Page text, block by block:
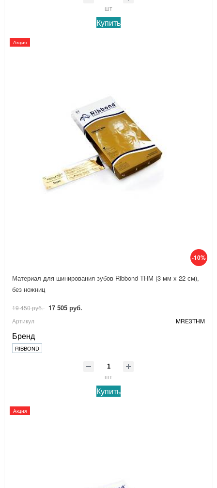
шт
Купить
-10%
Акция
Материал для шинирования зубов Ribbond THM (3 мм x 22 см),
без ножниц
19 450 руб. 17 505 руб.
Артикул MRE3THM
Бренд
RIBBOND
шт
Купить
Акция